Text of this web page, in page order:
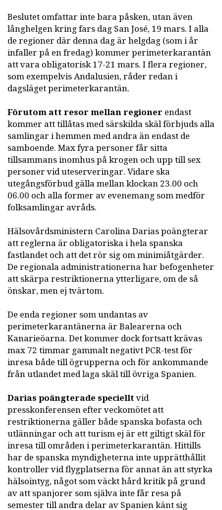
Beslutet omfattar inte bara påsken, utan även
långhelgen kring fars dag San José, 19 mars. I alla
de regioner där denna dag är helgdag (som i år
infaller på en fredag) kommer perimeterkarantän
att vara obligatorisk 17-21 mars. I flera regioner,
som exempelvis Andalusien, råder redan i
dagsläget perimeterkarantän.
Förutom att resor mellan regioner endast
kommer att tillåtas med särskilda skäl förbjuds alla
samlingar i hemmen med andra än endast de
samboende. Max fyra personer får sitta
tillsammans inomhus på krogen och upp till sex
personer vid uteserveringar. Vidare ska
utegångsförbud gälla mellan klockan 23.00 och
06.00 och alla former av evenemang som medför
folksamlingar avråds.
Hälsovårdsministern Carolina Darias poängterar
att reglerna är obligatoriska i hela spanska
fastlandet och att det rör sig om minimiåtgärder.
De regionala administrationerna har befogenheter
att skärpa restriktionerna ytterligare, om de så
önskar, men ej tvärtom.
De enda regioner som undantas av
perimeterkarantänerna är Balearerna och
Kanarieöarna. Det kommer dock fortsatt krävas
max 72 timmar gammalt negativt PCR-test för
inresa både till ögrupperna och för ankommande
från utlandet med laga skäl till övriga Spanien.
Darias poängterade specielltvid
presskonferensen efter veckomötet att
restriktionerna gäller både spanska bofasta och
utlänningar och att turism ej är ett giltigt skäl för
inresa till områden i perimeterkarantän. Hittills
har de spanska myndigheterna inte upprätthållit
kontroller vid flygplatserna för annat än att styrka
hälsointyg, något som väckt hård kritik på grund
av att spanjorer som själva inte får resa på
semester till andra delar av Spanien känt sig